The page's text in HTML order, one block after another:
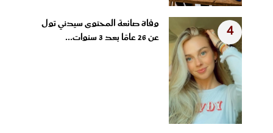
4
وفاة صانعة المحتوى سيدني تول
عن 26 عامًا بعد 3 سنوات...